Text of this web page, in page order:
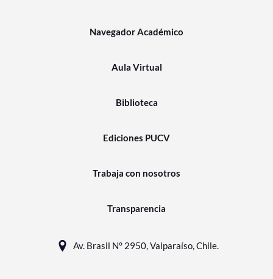
Navegador Académico
Aula Virtual
Biblioteca
Ediciones PUCV
Trabaja con nosotros
Transparencia
Av. Brasil N° 2950, Valparaíso, Chile.